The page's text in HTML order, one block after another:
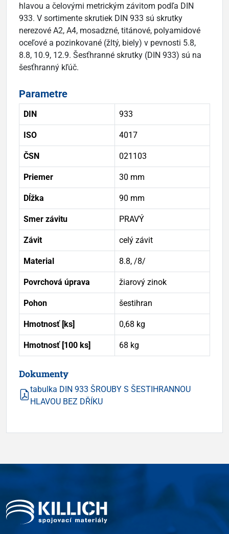
hlavou a čelovými metrickým závitom podľa DIN
933. V sortimente skrutiek DIN 933 sú skrutky
nerezové A2, A4, mosadzné, titánové, polyamidové
oceľové a pozinkované (žltý, biely) v pevnosti 5.8,
8.8, 10.9, 12.9. Šesťhranné skrutky (DIN 933) sú na
šesťhranný kľúč.
Parametre
DIN 933
ISO 4017
ČSN 021103
Priemer 30 mm
Dĺžka 90 mm
Smer závitu PRAVÝ
Závit celý závit
Material 8.8, /8/
Povrchová úprava žiarový zinok
Pohon šestihran
Hmotnosť [ks] 0,68 kg
Hmotnosť [100 ks] 68 kg
Dokumenty
tabulka DIN 933 ŠROUBY S ŠESTIHRANNOU
HLAVOU BEZ DŘÍKU